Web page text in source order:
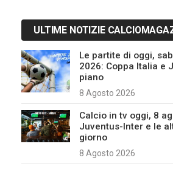
ULTIME NOTIZIE
Le partite di oggi,
2026: Coppa Italia e
piano
8 Agosto 2026
Calcio in tv oggi, 8
Juventus-Inter e le
giorno
8 Agosto 2026